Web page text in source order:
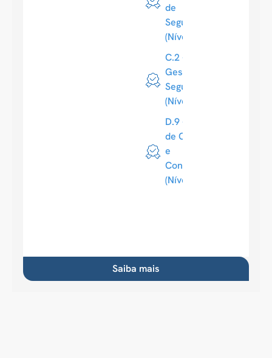
de
Segurança
(Nível 4)
C.2 -
Gestão de
Segurança
(Nível 4)
D.9 - Gestão
de Contratos
e
Conformidade
(Nível 4)
Saiba mais